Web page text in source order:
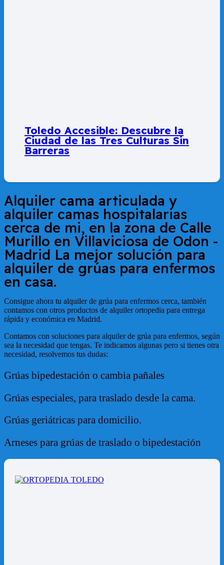
Toledo Accesible: Descubre la
Ciudad de las Tres Culturas Sin
Barreras
Alquiler cama articulada y
alquiler camas hospitalarias
cerca de mi, en la zona de Calle
Murillo en Villaviciosa de Odon -
Madrid La mejor solución para
alquiler de grúas para enfermos
en casa.
Consigue ahora tu alquiler de grúa para enfermos cerca, también
contamos con otros productos de alquiler ortopedia para entrega
rápida y económica en Madrid.
Contamos con soluciones para alquiler de grúa para enfermos, según
sea la necesidad que tengas. Te indicamos algunas pero si tienes otra
necesidad, resolvemos tus dudas:
Grúas bipedestación o cambia pañales
Grúas especiales, para traslado desde la cama.
Grúas geriátricas para domicilio.
Arneses para grúas de traslado o bipedestación